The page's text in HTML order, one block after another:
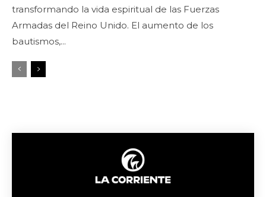
transformando la vida espiritual de las Fuerzas
Armadas del Reino Unido. El aumento de los
bautismos,...